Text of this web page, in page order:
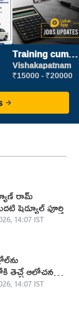
Training cum
Placement
Vishakapatnam
₹15000 - ₹20000
రామ్
షెడ్యూల్ పూర్తి
14:07 IST
తెచ్చే ఆలోచన
14:07 IST